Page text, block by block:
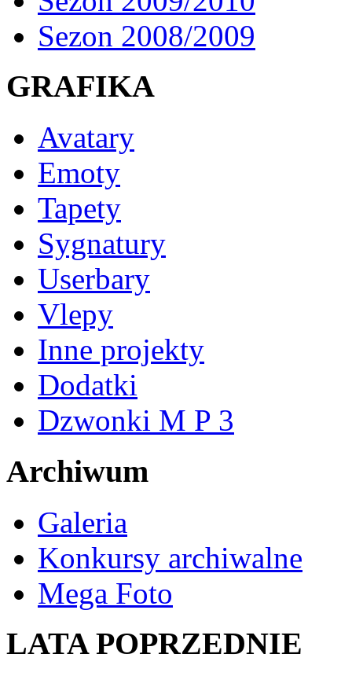
Sezon 2008/2009
GRAFIKA
Avatary
Emoty
Tapety
Sygnatury
Userbary
Vlepy
Inne projekty
Dodatki
Dzwonki M P 3
Archiwum
Galeria
Konkursy archiwalne
Mega Foto
LATA POPRZEDNIE